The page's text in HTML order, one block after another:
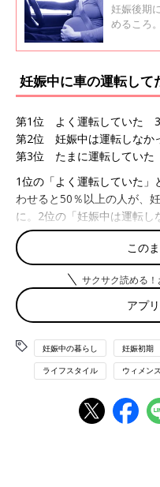
妊娠後期
めるころ
パーク』
妊娠中に車の運転して
第1位 よく運転していた
第2位 妊娠中は運転しなか
第3位 たまに運転していた
1位の「よく運転していた
わせると50％以上の人が、
に。2位の「妊娠中は運転し
ています。
なお、4位は「車の免許を
この
サクサク読める
アプ
妊娠中の暮らし 妊娠初期
ライフスタイル ウィメン